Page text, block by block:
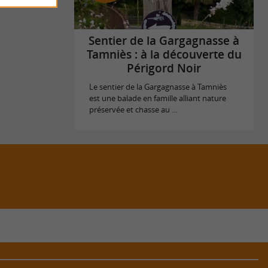
Sentier de la Gargagnasse à
Tamniès : à la découverte du
Périgord Noir
Le sentier de la Gargagnasse à Tamniès
est une balade en famille alliant nature
préservée et chasse au ...